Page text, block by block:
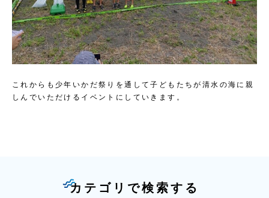
これからも少年いかだ祭りを通して子どもたちが清水の海に親
しんでいただけるイベントにしていきます。
カテゴリで検索する